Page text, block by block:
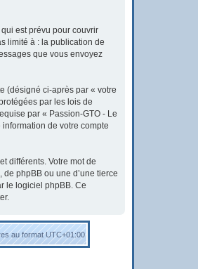
est prévu pour couvrir
limité à : la publication de
que vous envoyez
(désigné ci-après par « votre
par les lois de
par « Passion-GTO - Le
de votre compte
différents. Votre mot de
phpBB ou une d’une tierce
le logiciel phpBB. Ce
au formatUTC+01:00